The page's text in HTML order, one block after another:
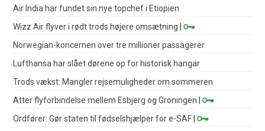
Air India har fundet sin nye topchef i Etiopien
Wizz Air flyver i rødt trods højere omsætning |
Norwegian-koncernen over tre millioner passagerer
Lufthansa har slået dørene op for historisk hangar
Trods vækst: Mangler rejsemuligheder om sommeren
Atter flyforbindelse mellem Esbjerg og Groningen |
Ordfører: Gør staten til fødselshjælper for e-SAF |